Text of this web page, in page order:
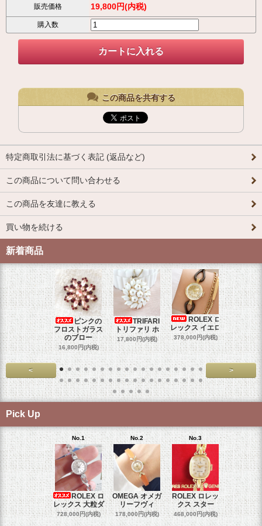
販売価格 19,800円(内税)
購入数
この商品を共有する
特定商取引法に基づく表記 (返品など)
この商品について問い合わせる
この商品を友達に教える
買い物を続ける
新着商品
ピンクの
フロストガラス
のブロー
16,800円(内税)
TRIFARI
トリファリ ホ
17,800円(内税)
ROLEX ロ
レックス イエロ
378,000円(内税)
ジュリア
29,000円(
< >
Pick Up
No.1
ROLEX ロ
レックス 大粒ダ
728,000円(内税)
No.2
OMEGA オメガ
リーフヴィ
178,000円(内税)
No.3
ROLEX ロレッ
クス スター
468,000円(内税)
No.4
ROLEX
クス
458,000円